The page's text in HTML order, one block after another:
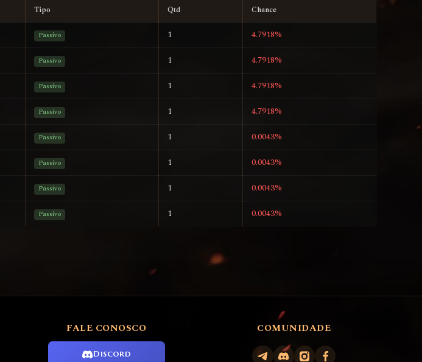
Tipo Qtd Chance
Passivo 1 4.7918%
Passivo 1 4.7918%
Passivo 1 4.7918%
Passivo 1 4.7918%
Passivo 1 0.0043%
Passivo 1 0.0043%
Passivo 1 0.0043%
Passivo 1 0.0043%
FALE CONOSCO
Discord
COMUNIDADE